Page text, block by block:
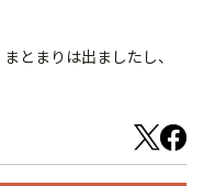
とまりは出ましたし、